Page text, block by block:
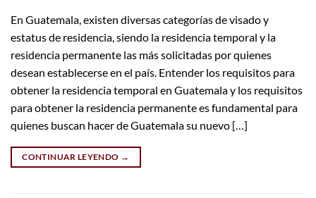
En Guatemala, existen diversas categorías de visado y
estatus de residencia, siendo la residencia temporal y la
residencia permanente las más solicitadas por quienes
desean establecerse en el país. Entender los requisitos para
obtener la residencia temporal en Guatemala y los requisitos
para obtener la residencia permanente es fundamental para
quienes buscan hacer de Guatemala su nuevo […]
CONTINUAR LEYENDO →